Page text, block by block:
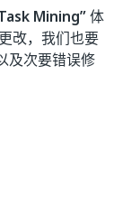
Mining”体
改，我们也要
及次要错误修